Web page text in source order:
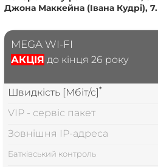
Джона Маккейна (Івана Кудрі), 7.
MEGA WI-FI
АКЦІЯ до кінця 26 року
Швидкість [Мбіт/с]*
VIP - сервіс пакет
Зовнішня IP-адреса
Батківський контроль